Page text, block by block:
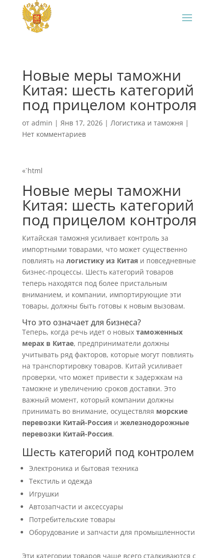
Новые меры таможни
Китая: шесть категорий
под прицелом контроля
от admin | Янв 17, 2026| Логистика и таможня |
Нет комментариев
«`html
Новые меры таможни
Китая: шесть категорий
под прицелом контроля
Китайская таможня усиливает контроль за
импортными товарами, что может существенно
повлиять на логистику из Китаяи повседневные
бизнес-процессы. Шесть категорий товаров
теперь находятся под более пристальным
вниманием, и компании, импортирующие эти
товары, должны быть готовы к новым вызовам.
Что это означает для бизнеса?
Теперь, когда речь идет о новых таможенных
мерах в Китае, предприниматели должны
учитывать ряд факторов, которые могут повлиять
на транспортировку товаров. Китай усиливает
проверки, что может привести к задержкам на
таможне и увеличению сроков доставки. Это
важный момент, который компании должны
принимать во внимание, осуществляя морские
перевозки Китай-Россияи железнодорожные
перевозки Китай-Россия.
Шесть категорий под контролем
Электроника и бытовая техника
Текстиль и одежда
Игрушки
Автозапчасти и аксессуары
Потребительские товары
Оборудование и запчасти для промышленности
Эти категории товаров чаще всего сталкиваются с